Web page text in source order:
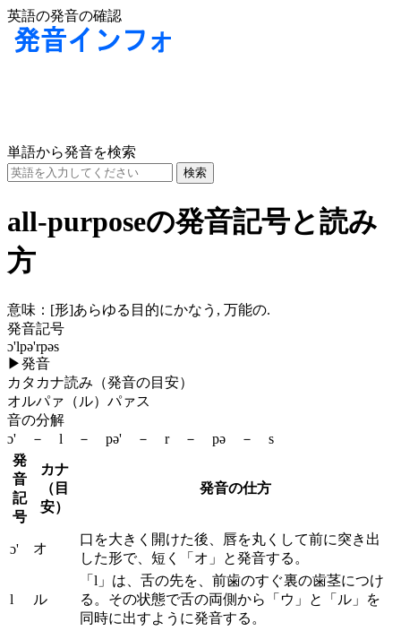
英語の発音の確認
単語から発音を検索
all-purposeの発音記号と読み
方
意味： [形]あらゆる目的にかなう, 万能の.
発音記号
ɔ'lpə'rpəs
▶発音
カタカナ読み（発音の目安）
オルパァ（ル）パァス
音の分解
ɔ' － l － pə' － r － pə － s
発
音
記
号
カナ
（目
安）
発音の仕方
ɔ' オ
口を大きく開けた後、唇を丸くして前に突き出
した形で、短く「オ」と発音する。
l ル
「l」は、舌の先を、前歯のすぐ裏の歯茎につけ
る。その状態で舌の両側から「ウ」と「ル」を
同時に出すように発音する。